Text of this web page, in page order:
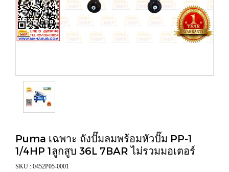
Puma เฉพาะ ถังปั๊มลมพร้อมหัวปั๊ม PP-1
1/4HP 1ลูกสูบ 36L 7BAR ไม่รวมมอเตอร์
SKU : 0452P05-0001